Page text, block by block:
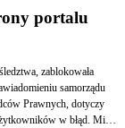
portalu
zablokowała
samorządu
Prawnych, dotyczy
w błąd. Miały